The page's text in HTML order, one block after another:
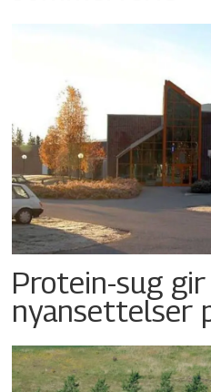
Protein-sug
nyansettelser